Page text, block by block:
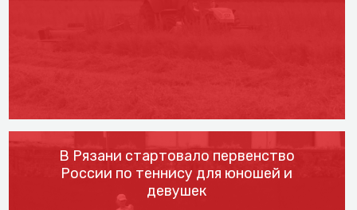
В Рязани стартовало первенство
России по теннису для юношей и
девушек